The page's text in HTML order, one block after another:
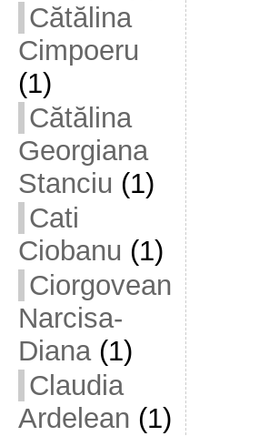
Cătălina
Cimpoeru
(1)
Cătălina
Georgiana
Stanciu (1)
Cati
Ciobanu (1)
Ciorgovean
Narcisa-
Diana(1)
Claudia
Ardelean (1)